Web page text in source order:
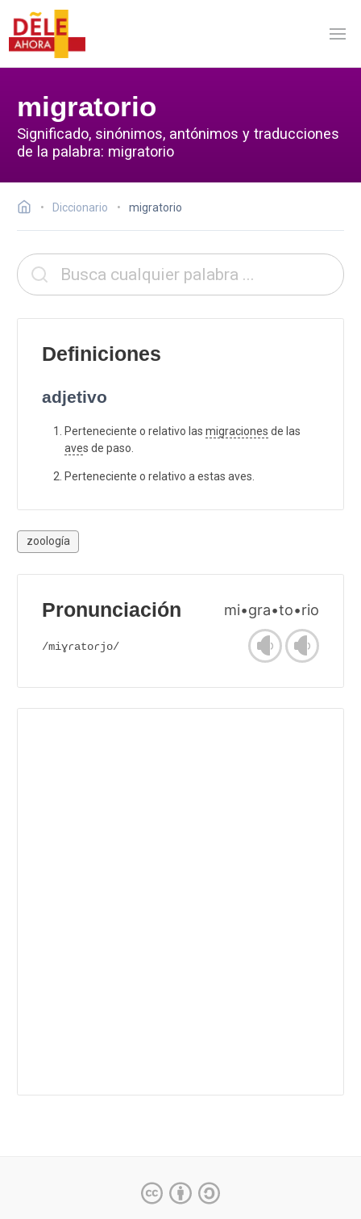
migratorio
Significado, sinónimos, antónimos y traducciones
de la palabra: migratorio
Diccionario migratorio
Definiciones
adjetivo
Perteneciente o relativo las migraciones de las
aves de paso.
Perteneciente o relativo a estas aves.
zoología
Pronunciación mi•gra•to•rio
/miɣɾatoɾjo/